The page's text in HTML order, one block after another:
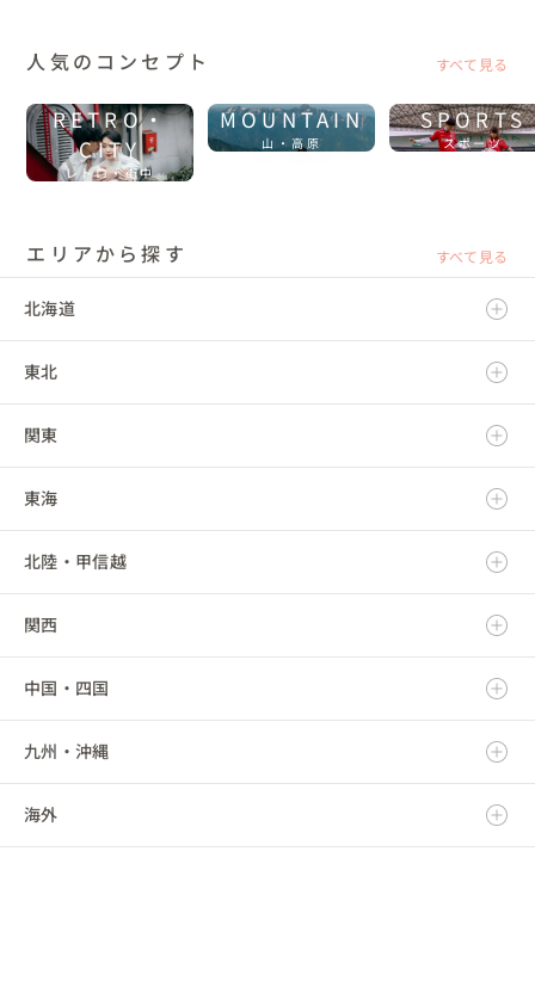
人気のコンセプト すべて見る
RETRO・
CITY
レトロ・街中
MOUNTAIN
山・高原
SPORTS
スポーツ
エリアから探す すべて見る
北海道
北海道
東北
青森県
岩手県
宮城県
秋田県
山形県
福島県
関東
茨城県
栃木県
群馬県
埼玉県
千葉県
東京都
東海
岐阜県
静岡県
愛知県
三重県
北陸・甲信越
新潟県
富山県
石川県
福井県
関西
滋賀県
京都府
大阪府
中国・四国
鳥取県
島根県
九州・沖縄
福岡県
海外